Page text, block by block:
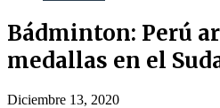
Bádminton: Perú
medallas en el
Diciembre 13, 2020